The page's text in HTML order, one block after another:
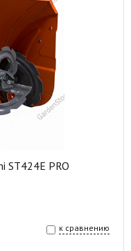
ST424E PRO
к сравнению